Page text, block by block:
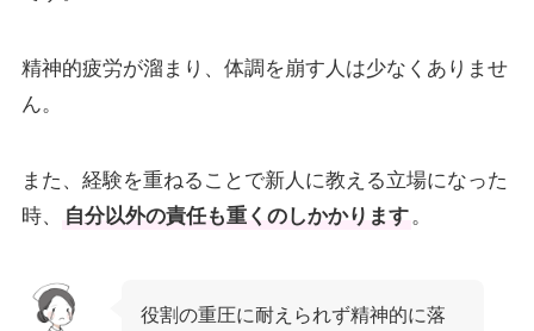
精神的疲労が溜まり、体調を崩す人は少なくありませ
ん。
また、経験を重ねることで新人に教える立場になった
時、
自分以外の責任も重くのしかかります。
役割の重圧に耐えられず精神的に落